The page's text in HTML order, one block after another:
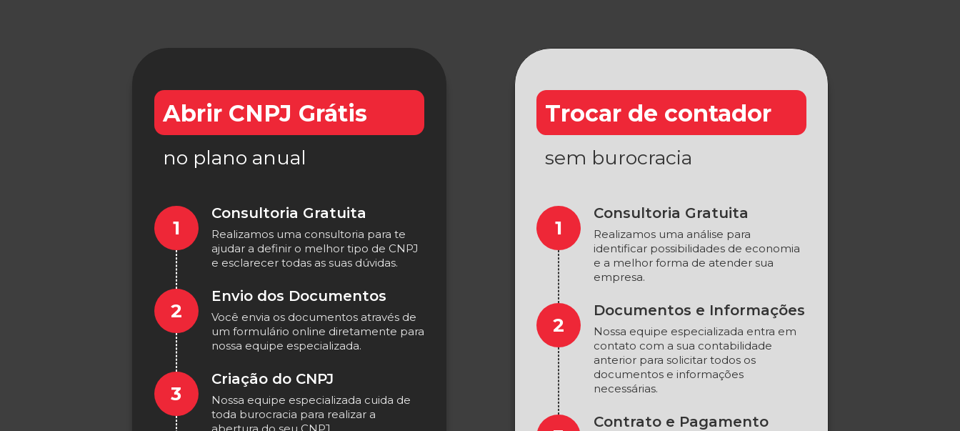
Abrir CNPJ Grátis
no plano anual
1
Consultoria Gratuita
Realizamos uma consultoria para te
ajudar a definir o melhor tipo de CNPJ
e esclarecer todas as suas dúvidas.
2
Envio dos Documentos
Você envia os documentos através de
um formulário online diretamente para
nossa equipe especializada.
3
Criação do CNPJ
Nossa equipe especializada cuida de
toda burocracia para realizar a
Trocar de contador
sem burocracia
1
Consultoria Gratuita
Realizamos uma análise para
identificar possibilidades de economia
e a melhor forma de atender sua
empresa.
2
Documentos e Informações
Nossa equipe especializada entra em
contato com a sua contabilidade
anterior para solicitar todos os
documentos e informações
necessárias.
Contrato e Pagamento